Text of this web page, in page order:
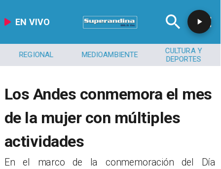
EN VIVO
REGIONAL MEDIOAMBIENTE
CULTURA Y
DEPORTES
​Los Andes conmemora el mes
de la mujer con múltiples
actividades
​​En el marco de la conmemoración del Día